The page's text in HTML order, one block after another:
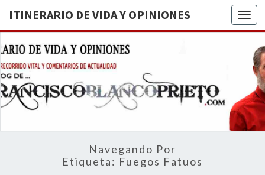
ITINERARIO DE VIDA Y OPINIONES
DE
BREVE
RECORRIDO
VITAL Y
ACTUALIDAD
Navegando Por
Etiqueta: Fuegos Fatuos